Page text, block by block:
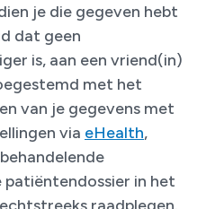
je die gegeven hebt
dat geen
is, aan een vriend(in)
met het
van je gegevens met
via eHealth,
patiëntendossier in het